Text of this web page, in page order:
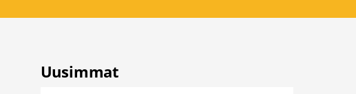
Uusimmat